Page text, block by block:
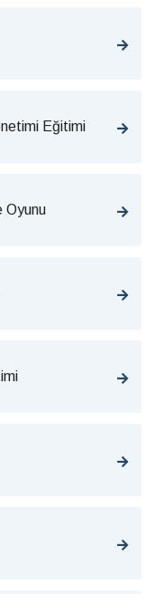
Eğitimi
Oyunu